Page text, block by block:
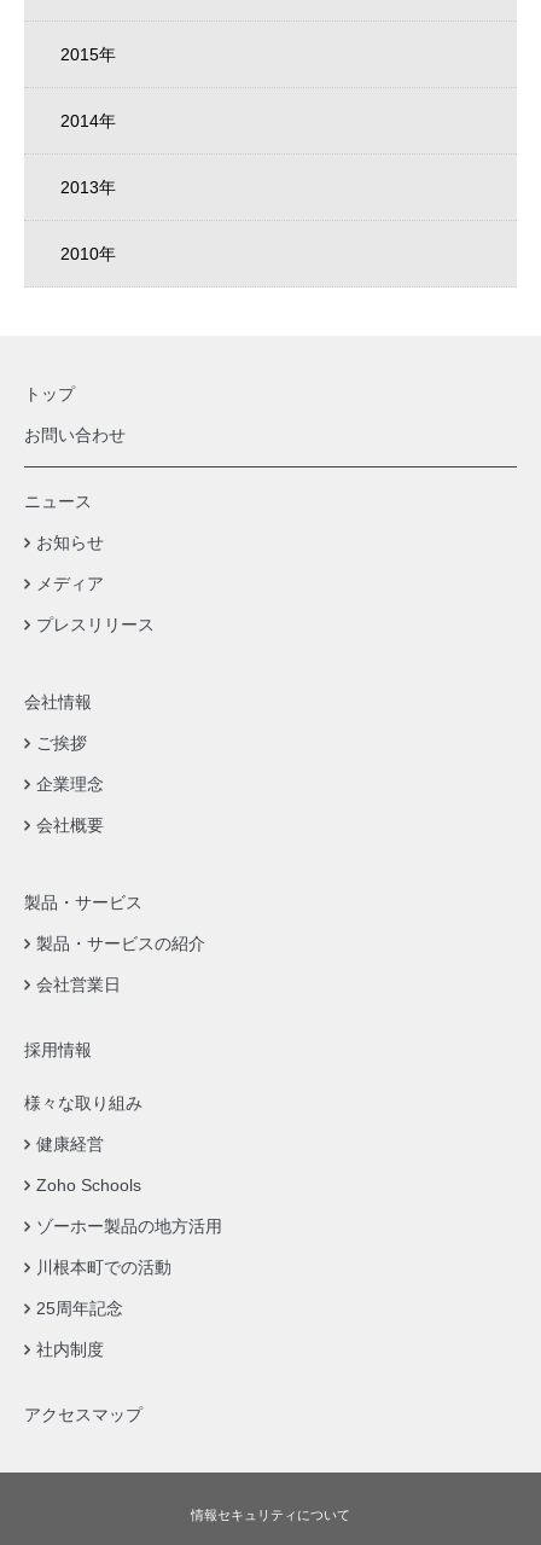
2015年
2014年
2013年
2010年
トップ
お問い合わせ
ニュース
お知らせ
メディア
プレスリリース
会社情報
ご挨拶
企業理念
会社概要
製品・サービス
製品・サービスの紹介
会社営業日
採用情報
様々な取り組み
健康経営
Zoho Schools
ゾーホー製品の地方活用
川根本町での活動
25周年記念
社内制度
アクセスマップ
情報セキュリティについて